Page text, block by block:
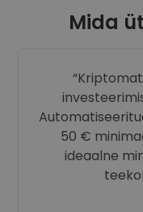
Mida
50 €
ideaalne